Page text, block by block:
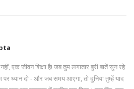
एक जीवन शिक्षा है! जब तुम लगातार बुरी बातें सुन रहे
पर ध्यान दो - और जब समय आएगा, तो दुनिया तुम्हें याद